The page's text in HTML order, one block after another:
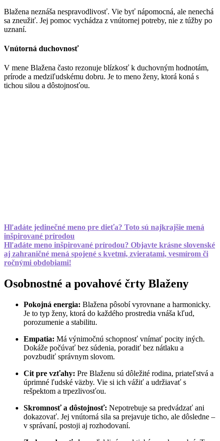
Blažena neznáša nespravodlivosť. Vie byť nápomocná, ale nenechá
sa zneužiť. Jej pomoc vychádza z vnútornej potreby, nie z túžby po
uznaní.
Vnútorná duchovnosť
V mene Blažena často rezonuje blízkosť k duchovným hodnotám,
prírode a medziľudskému dobru. Je to meno ženy, ktorá koná s
tichou silou a dôstojnosťou.
Hľadáte jedinečné meno pre dieťa? Toto sú najkrajšie mená
inšpirované prírodou
Hľadáte meno inšpirované prírodou? Objavte krásne slovenské
aj zahraničné mená spojené s kvetmi, zvieratami, vesmírom či
ročnými obdobiami!
Osobnostné a povahové črty Blaženy
Pokojná energia: Blažena pôsobí vyrovnane a harmonicky.
Je to typ ženy, ktorá do každého prostredia vnáša kľud,
porozumenie a stabilitu.
Empatia: Má výnimočnú schopnosť vnímať pocity iných.
Dokáže počúvať bez súdenia, poradiť bez nátlaku a
povzbudiť správnym slovom.
Cit pre vzťahy: Pre Blaženu sú dôležité rodina, priateľstvá a
úprimné ľudské väzby. Vie si ich vážiť a udržiavať s
rešpektom a trpezlivosťou.
Skromnosť a dôstojnosť: Nepotrebuje sa predvádzať ani
dokazovať. Jej vnútorná sila sa prejavuje ticho, ale dôsledne –
v správaní, postoji aj rozhodovaní.